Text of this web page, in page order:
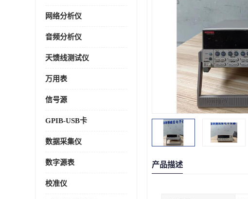
网络分析仪
音频分析仪
天馈线测试仪
万用表
信号源
GPIB-USB卡
数据采集仪
数字源表
校准仪
产品描述